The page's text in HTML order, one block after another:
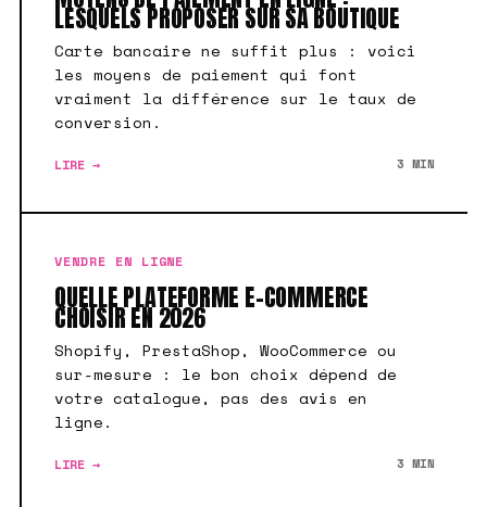
LESQUELS PROPOSER SUR SA BOUTIQUE
Carte bancaire ne suffit plus : voici
les moyens de paiement qui font
vraiment la différence sur le taux de
conversion.
LIRE → 3 MIN
VENDRE EN LIGNE
QUELLE PLATEFORME E-COMMERCE
CHOISIR EN 2026
Shopify, PrestaShop, WooCommerce ou
sur-mesure : le bon choix dépend de
votre catalogue, pas des avis en
ligne.
LIRE → 3 MIN